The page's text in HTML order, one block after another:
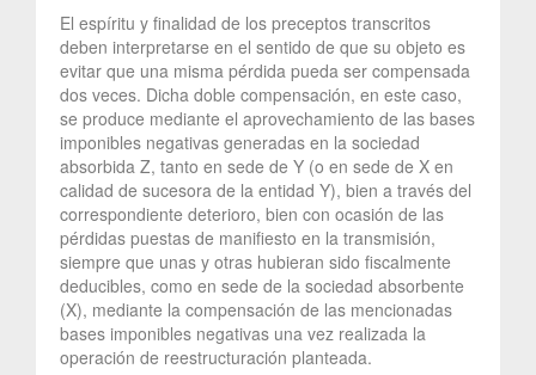
El espíritu y finalidad de los preceptos transcritos
deben interpretarse en el sentido de que su objeto es
evitar que una misma pérdida pueda ser compensada
dos veces. Dicha doble compensación, en este caso,
se produce mediante el aprovechamiento de las bases
imponibles negativas generadas en la sociedad
absorbida Z, tanto en sede de Y (o en sede de X en
calidad de sucesora de la entidad Y), bien a través del
correspondiente deterioro, bien con ocasión de las
pérdidas puestas de manifiesto en la transmisión,
siempre que unas y otras hubieran sido fiscalmente
deducibles, como en sede de la sociedad absorbente
(X), mediante la compensación de las mencionadas
bases imponibles negativas una vez realizada la
operación de reestructuración planteada.